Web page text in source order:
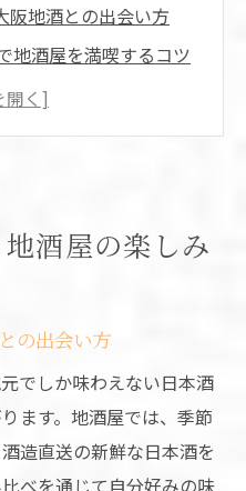
阪地酒との出会い方
地酒屋を満喫するコツ
酒屋選びのポイント
る地元の日本酒文化
で銘柄探しを楽しむ方
う人気の日本酒とは
用術を徹底解説
飲や飲み比べの楽し
酒屋の楽しみ
の出会い方
でしか味わえない日本酒
ます。地酒屋では、季節
造直送の新鮮な日本酒を
べを通じて自分好みの味